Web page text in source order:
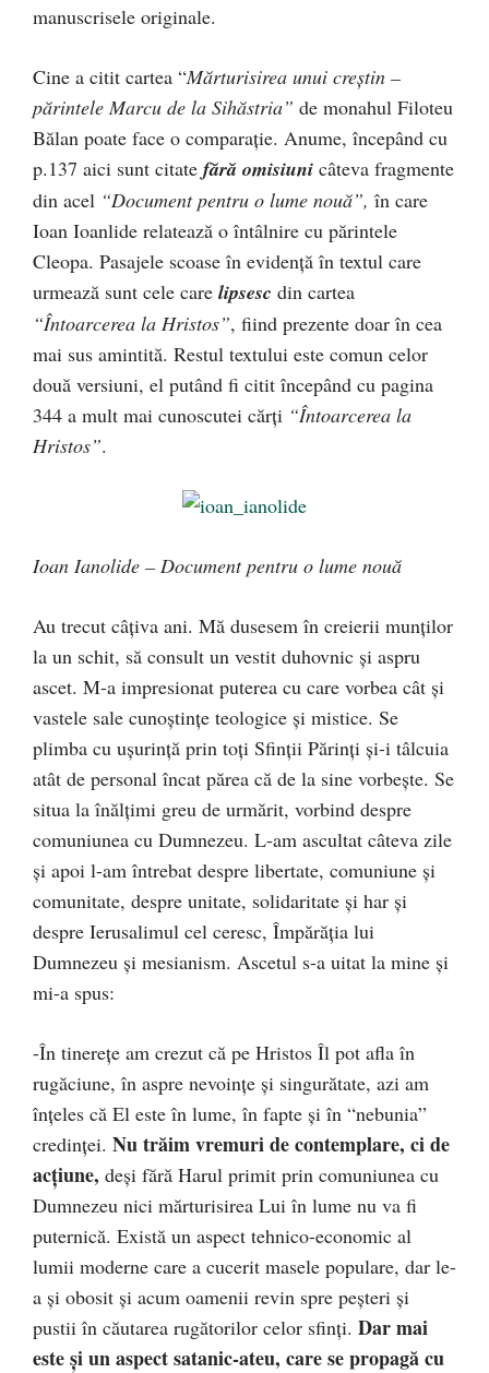
manuscrisele originale.
Cine a citit cartea “Mărturisirea unui creştin –
părintele Marcu de la Sihăstria” de monahul Filoteu
Bălan poate face o comparaţie. Anume, începând cu
p.137 aici sunt citate fără omisiuni câteva fragmente
din acel “Document pentru o lume nouă”, în care
Ioan Ioanlide relatează o întâlnire cu părintele
Cleopa. Pasajele scoase în evidenţă în textul care
urmează sunt cele care lipsesc din cartea
“Întoarcerea la Hristos”, fiind prezente doar în cea
mai sus amintită. Restul textului este comun celor
două versiuni, el putând fi citit începând cu pagina
344 a mult mai cunoscutei cărţi “Întoarcerea la
Hristos”.
Ioan Ianolide – Document pentru o lume nouă
Au trecut câţiva ani. Mă dusesem în creierii munţilor
la un schit, să consult un vestit duhovnic şi aspru
ascet. M-a impresionat puterea cu care vorbea cât şi
vastele sale cunoştinţe teologice şi mistice. Se
plimba cu uşurinţă prin toţi Sfinţii Părinţi şi-i tâlcuia
atât de personal încat părea că de la sine vorbeşte. Se
situa la înălţimi greu de urmărit, vorbind despre
comuniunea cu Dumnezeu. L-am ascultat câteva zile
şi apoi l-am întrebat despre libertate, comuniune şi
comunitate, despre unitate, solidaritate şi har şi
despre Ierusalimul cel ceresc, Împărăţia lui
Dumnezeu şi mesianism. Ascetul s-a uitat la mine şi
mi-a spus:
-În tinereţe am crezut că pe Hristos Îl pot afla în
rugăciune, în aspre nevoinţe şi singurătate, azi am
înţeles că El este în lume, în fapte şi în “nebunia”
credinţei. Nu trăim vremuri de contemplare, ci de
acţiune, deşi fără Harul primit prin comuniunea cu
Dumnezeu nici mărturisirea Lui în lume nu va fi
puternică. Există un aspect tehnico-economic al
lumii moderne care a cucerit masele populare, dar le-
a şi obosit şi acum oamenii revin spre peşteri şi
pustii în căutarea rugătorilor celor sfinţi. Dar mai
este şi un aspect satanic-ateu, care se propagă cu